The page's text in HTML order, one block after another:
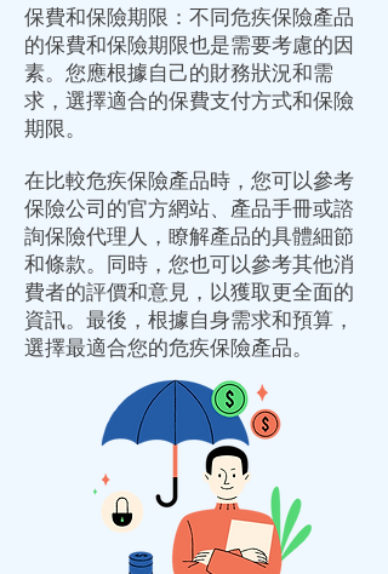
保費和保險期限：不同危疾保險產品
的保費和保險期限也是需要考慮的因
素。您應根據自己的財務狀況和需
求，選擇適合的保費支付方式和保險
期限。
在比較危疾保險產品時，您可以參考
保險公司的官方網站、產品手冊或諮
詢保險代理人，瞭解產品的具體細節
和條款。同時，您也可以參考其他消
費者的評價和意見，以獲取更全面的
資訊。最後，根據自身需求和預算，
選擇最適合您的危疾保險產品。